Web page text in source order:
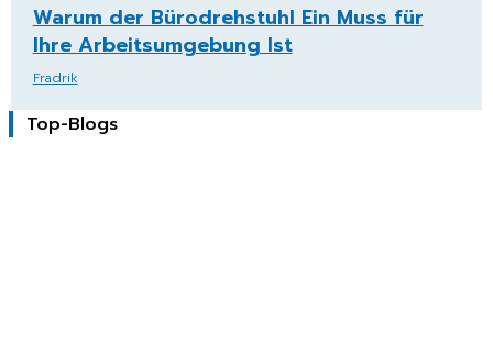
Warum der Bürodrehstuhl Ein Muss für
Ihre Arbeitsumgebung Ist
Fradrik
Top-Blogs